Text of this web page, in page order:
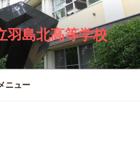
羽島北高等学校
ニュー